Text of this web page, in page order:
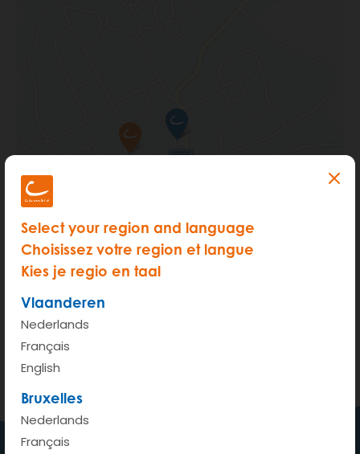
Select your region and language
Choisissez votre region et langue
Kies je regio en taal
Vlaanderen
Nederlands
Français
English
Bruxelles
Nederlands
Français
Voir sur Google Maps